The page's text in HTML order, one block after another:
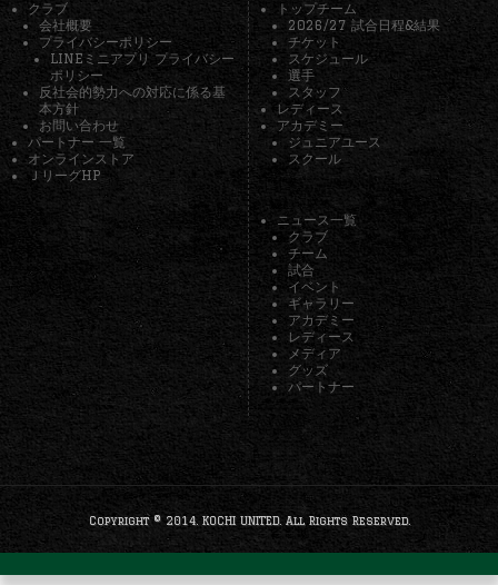
クラブ
会社概要
プライバシーポリシー
LINEミニアプリ プライバシー
ポリシー
反社会的勢力への対応に係る基
本方針
お問い合わせ
パートナー 一覧
オンラインストア
ＪリーグHP
トップチーム
2026/27 試合日程&結果
チケット
スケジュール
選手
スタッフ
レディース
アカデミー
ジュニアユース
スクール
ニュース一覧
クラブ
チーム
試合
イベント
ギャラリー
アカデミー
レディース
メディア
グッズ
パートナー
Copyright © 2014. KOCHI UNITED. All Rights Reserved.